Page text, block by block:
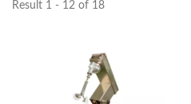
Result 1 - 12 of 18